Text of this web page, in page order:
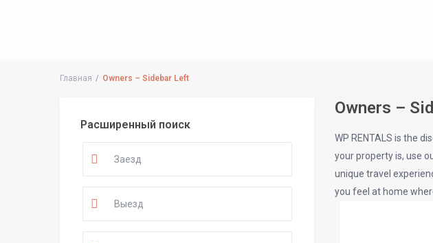
Главная Owners – Sidebar Left
Owners –
WP RENTALS is the
your property is, use
unique travel
you feel at home
Расширенный поиск